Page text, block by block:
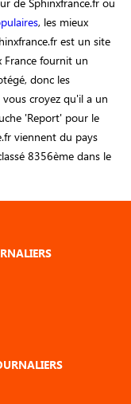
, les mieux
est un site
France fournit un
donc les
croyez qu'il a un
'Report' pour le
viennent du pays
8356ème dans le